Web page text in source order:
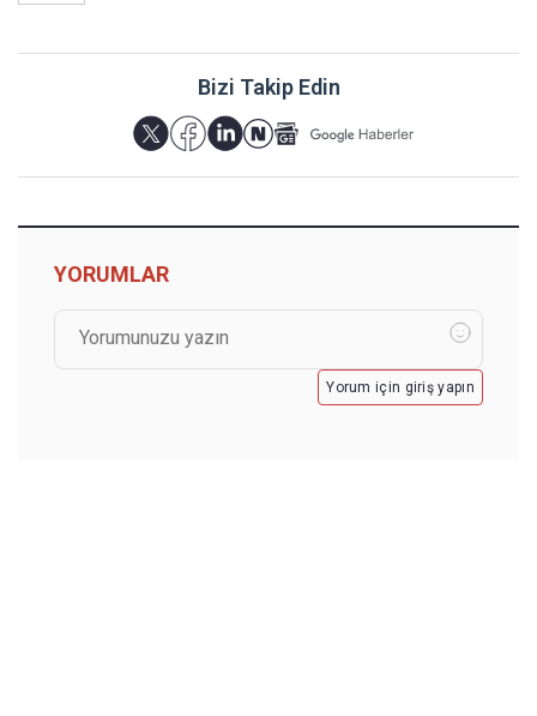
Bizi Takip Edin
YORUMLAR
Yorum için giriş yapın